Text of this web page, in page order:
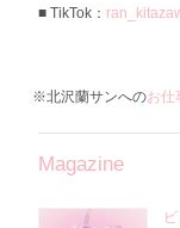
TikTok：
※北沢蘭サンへのお仕
Magazine